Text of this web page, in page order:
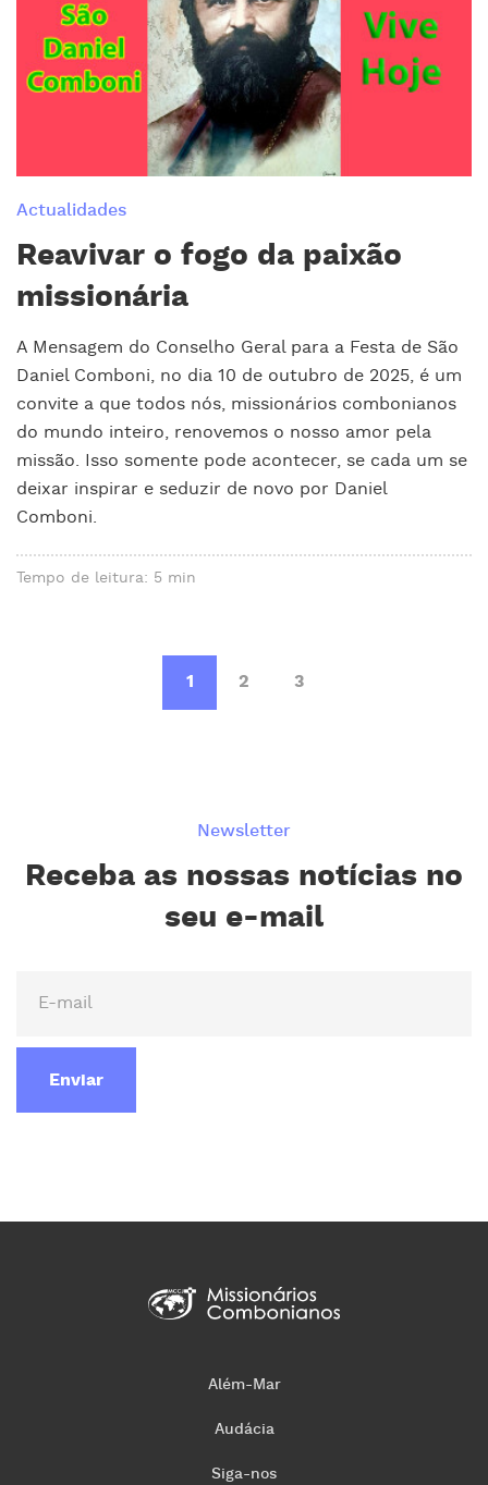
Actualidades
Reavivar o fogo da paixão
missionária
A Mensagem do Conselho Geral para a Festa de São
Daniel Comboni, no dia 10 de outubro de 2025, é um
convite a que todos nós, missionários combonianos
do mundo inteiro, renovemos o nosso amor pela
missão. Isso somente pode acontecer, se cada um se
deixar inspirar e seduzir de novo por Daniel
Comboni.
Tempo de leitura: 5 min
1 2 3
Newsletter
Receba as nossas notícias no
seu e-mail
Enviar
Além-Mar
Audácia
Siga-nos